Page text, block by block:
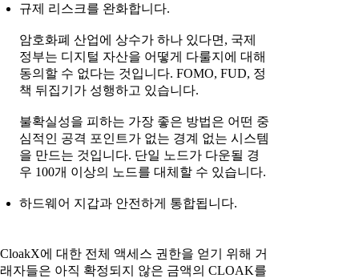
규제 리스크를 완화합니다.
암호화폐 산업에 상수가 하나 있다면, 국제
정부는 디지털 자산을 어떻게 다룰지에 대해
동의할 수 없다는 것입니다. FOMO, FUD, 정
책 뒤집기가 성행하고 있습니다.
불확실성을 피하는 가장 좋은 방법은 어떤 중
심적인 공격 포인트가 없는 경계 없는 시스템
을 만드는 것입니다. 단일 노드가 다운될 경
우 100개 이상의 노드를 대체할 수 있습니다.
하드웨어 지갑과 안전하게 통합됩니다.
CloakX에 대한 전체 액세스 권한을 얻기 위해 거
래자들은 아직 확정되지 않은 금액의 CLOAK를